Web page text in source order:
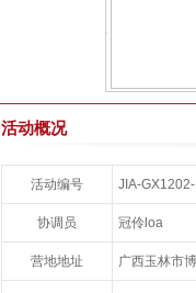
活动概况
活动编号 JIA-
协调员 冠伶loa
营地地址 广西玉林市